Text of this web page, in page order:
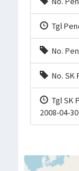
Tgl
No.
No. SK
Tgl SK
2008-04-30